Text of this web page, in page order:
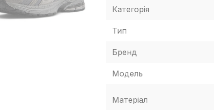
Категорія
Тип
Бренд
Модель
Матеріал